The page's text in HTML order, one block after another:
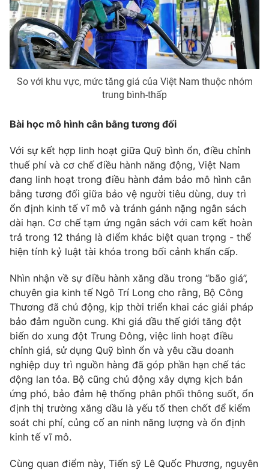
So với khu vực, mức tăng giá của Việt Nam thuộc nhóm
trung bình-thấp
Bài học mô hình cân bằng tương đối
Với sự kết hợp linh hoạt giữa Quỹ bình ổn, điều chỉnh
thuế phí và cơ chế điều hành năng động, Việt Nam
đang linh hoạt trong điều hành đảm bảo mô hình cân
bằng tương đối giữa bảo vệ người tiêu dùng, duy trì
ổn định kinh tế vĩ mô và tránh gánh nặng ngân sách
dài hạn. Cơ chế tạm ứng ngân sách với cam kết hoàn
trả trong 12 tháng là điểm khác biệt quan trọng - thể
hiện tính kỷ luật tài khóa trong bối cảnh khẩn cấp.
Nhìn nhận về sự điều hành xăng dầu trong “bão giá”,
chuyên gia kinh tế Ngô Trí Long cho rằng, Bộ Công
Thương đã chủ động, kịp thời triển khai các giải pháp
bảo đảm nguồn cung. Khi giá dầu thế giới tăng đột
biến do xung đột Trung Đông, việc linh hoạt điều
chỉnh giá, sử dụng Quỹ bình ổn và yêu cầu doanh
nghiệp duy trì nguồn hàng đã góp phần hạn chế tác
động lan tỏa. Bộ cũng chủ động xây dựng kịch bản
ứng phó, bảo đảm hệ thống phân phối thông suốt, ổn
định thị trường xăng dầu là yếu tố then chốt để kiểm
soát chi phí, củng cố an ninh năng lượng và ổn định
kinh tế vĩ mô.
Cùng quan điểm này, Tiến sỹ Lê Quốc Phương, nguyên